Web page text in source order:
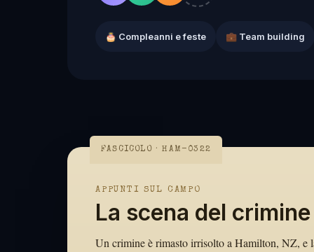
🎂 Compleanni e feste 💼 Team building
FASCICOLO · HAM-0322
APPUNTI SUL CAMPO
La scena del
Un crimine è rimasto irrisolto a Hamilton, NZ, e